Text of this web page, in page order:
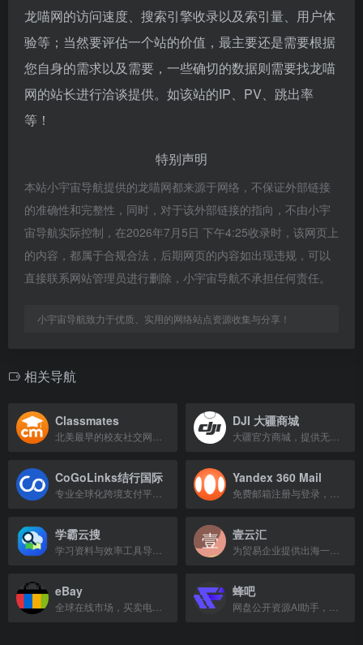
龙喵网的访问速度、搜索引擎收录以及索引量、用户体
验等；当然要评估一个站的价值，最主要还是需要根据
您自身的需求以及需要，一些确切的数据则需要找龙喵
网的站长进行洽谈提供。如该站的IP、PV、跳出率
等！
特别声明
本站小宇宙导航提供的龙喵网都来源于网络，不保证外部链接
的准确性和完整性，同时，对于该外部链接的指向，不由小宇
宙导航实际控制，在2026年7月5日 下午4:25收录时，该网页上
的内容，都属于合规合法，后期网页的内容如出现违规，可以
直接联系网站管理员进行删除，小宇宙导航不承担任何责任。
小宇宙导航致力于优质、实用的网络站点资源收集与分享！
相关导航
Classmates DJI 大疆商城
CoGoLinks结行国际 Yandex 360 Mail
学霸云搜 壹云汇
eBay 蜂吧